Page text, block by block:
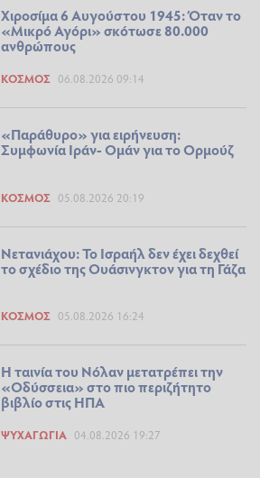
Χιροσίμα 6 Αυγούστου 1945: Όταν το
«Μικρό Αγόρι» σκότωσε 80.000
ανθρώπους
ΚΌΣΜΟΣ 06.08.2026 09:14
«Παράθυρο» για ειρήνευση:
Συμφωνία Ιράν- Ομάν για το Ορμούζ
ΚΌΣΜΟΣ 05.08.2026 20:19
Νετανιάχου: Το Ισραήλ δεν έχει δεχθεί
το σχέδιο της Ουάσινγκτον για τη Γάζα
ΚΌΣΜΟΣ 05.08.2026 16:24
Η ταινία του Νόλαν μετατρέπει την
«Οδύσσεια» στο πιο περιζήτητο
βιβλίο στις ΗΠΑ
ΨΥΧΑΓΩΓΊΑ 04.08.2026 19:27